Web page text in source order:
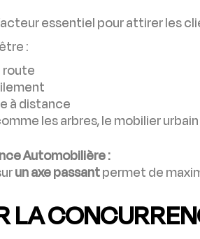
essentiel pour attirer les
:
route
à distance
les arbres, le mobilier
Automobilière :
un axe passantpermet de
LA